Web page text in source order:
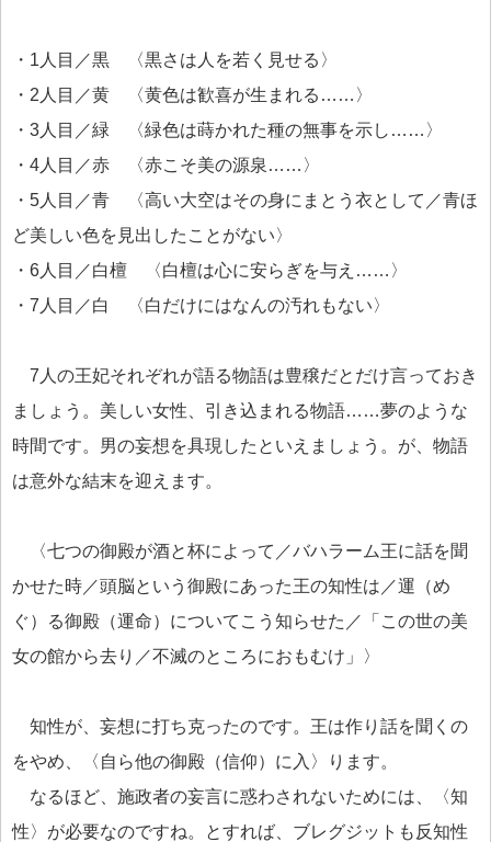
・1人目／黒 〈黒さは人を若く見せる〉
・2人目／黄 〈黄色は歓喜が生まれる……〉
・3人目／緑 〈緑色は蒔かれた種の無事を示し……〉
・4人目／赤 〈赤こそ美の源泉……〉
・5人目／青 〈高い大空はその身にまとう衣として／青ほ
ど美しい色を見出したことがない〉
・6人目／白檀 〈白檀は心に安らぎを与え……〉
・7人目／白 〈白だけにはなんの汚れもない〉
7人の王妃それぞれが語る物語は豊穣だとだけ言っておき
ましょう。美しい女性、引き込まれる物語……夢のような
時間です。男の妄想を具現したといえましょう。が、物語
は意外な結末を迎えます。
〈七つの御殿が酒と杯によって／バハラーム王に話を聞
かせた時／頭脳という御殿にあった王の知性は／運（め
ぐ）る御殿（運命）についてこう知らせた／「この世の美
女の館から去り／不滅のところにおもむけ」〉
知性が、妄想に打ち克ったのです。王は作り話を聞くの
をやめ、〈自ら他の御殿（信仰）に入〉ります。
なるほど、施政者の妄言に惑わされないためには、〈知
性〉が必要なのですね。とすれば、ブレグジットも反知性